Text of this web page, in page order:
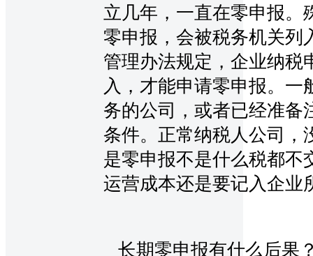
立几年，一直在零申报。
零申报，会被税务机关列
管理办法规定，企业纳税
入，才能申请零申报。一
务的公司，或者已经准备
条件。正常纳税人公司，
是零申报不是什么税都不
运营成本还是要记入企业
长期零申报有什么后果